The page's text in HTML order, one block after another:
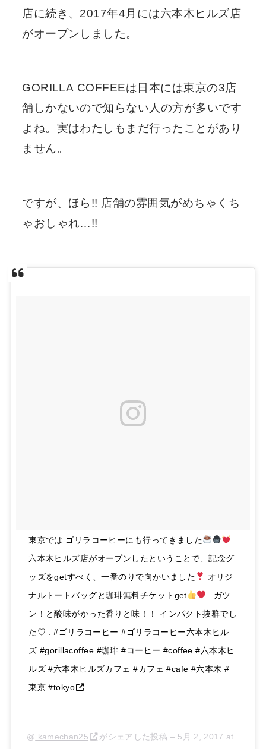
店に続き、2017年4月には六本木ヒルズ店
がオープンしました。
GORILLA COFFEEは日本には東京の3店
舗しかないので知らない人の方が多いです
よね。実はわたしもまだ行ったことがあり
ません。
ですが、ほら!! 店舗の雰囲気がめちゃくち
ゃおしゃれ…!!
東京では ゴリラコーヒーにも行ってきました
六本木ヒルズ店がオープンしたということで、記念グ
ッズをgetすべく、一番のりで向かいました
オリジ
ナルトートバッグと珈琲無料チケットget
. ガツ
ン！と酸味がかった香りと味！！ インパクト抜群でし
た♡ . #ゴリラコーヒー #ゴリラコーヒー六本木ヒル
ズ #gorillacoffee #珈琲 #コーヒー #coffee #六本木ヒ
ルズ #六本木ヒルズカフェ #カフェ #cafe #六本木 #
東京 #tokyo
@ kamechan25 がシェアした投稿 – 5月 2, 2017 at 8:16午